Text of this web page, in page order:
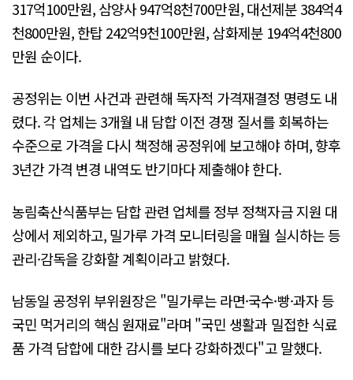
317억100만원, 삼양사 947억8천700만원, 대선제분 384억4
천800만원, 한탑 242억9천100만원, 삼화제분 194억4천800
만원 순이다.
공정위는 이번 사건과 관련해 독자적 가격재결정 명령도 내
렸다. 각 업체는 3개월 내 담합 이전 경쟁 질서를 회복하는
수준으로 가격을 다시 책정해 공정위에 보고해야 하며, 향후
3년간 가격 변경 내역도 반기마다 제출해야 한다.
농림축산식품부는 담합 관련 업체를 정부 정책자금 지원 대
상에서 제외하고, 밀가루 가격 모니터링을 매월 실시하는 등
관리·감독을 강화할 계획이라고 밝혔다.
남동일 공정위 부위원장은 "밀가루는 라면·국수·빵·과자 등
국민 먹거리의 핵심 원재료"라며 "국민 생활과 밀접한 식료
품 가격 담합에 대한 감시를 보다 강화하겠다"고 말했다.